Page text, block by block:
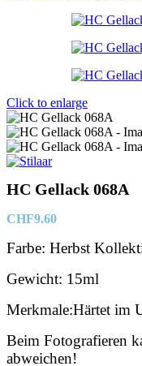
Click to enlarge
HC Gellack 068A
CHF9.60
Farbe: Herbst
Gewicht: 15ml
Merkmale:Härtet im
Beim Fotografieren
abweichen!